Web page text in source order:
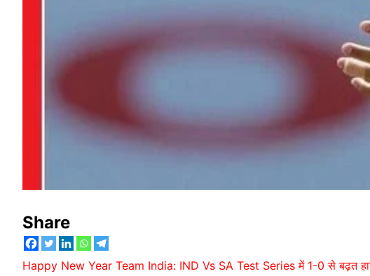
Share
Happy New Year Team India: IND Vs SA Test Series में 1-0 से बढ़त